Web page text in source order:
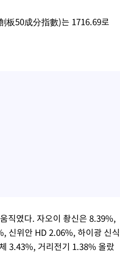
板50成分指數)는 1716.69로
직였다. 자오이 촹신은 8.39%,
신위안 HD 2.06%, 하이광 신식
3.43%, 거리전기 1.38% 올랐